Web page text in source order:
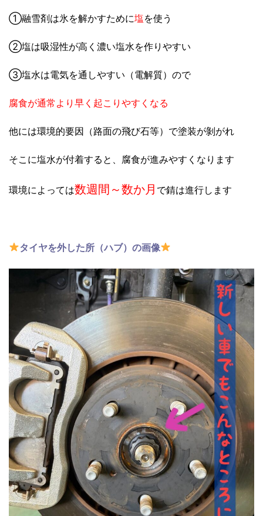
①融雪剤は氷を解かすために塩を使う
②塩は吸湿性が高く濃い塩水を作りやすい
③塩水は電気を通しやすい（電解質）ので
腐食が通常より早く起こりやすくなる
他には環境的要因（路面の飛び石等）で塗装が剝がれ
そこに塩水が付着すると、腐食が進みやすくなります
環境によっては数週間～数か月 で錆は進行します
タイヤを外した所（ハブ）の画像